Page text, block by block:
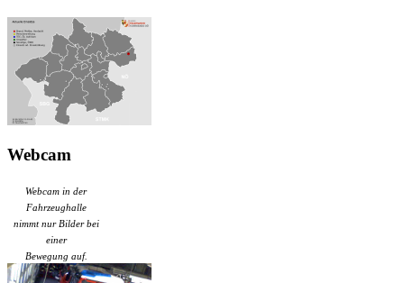
Webcam
Webcam in der
Fahrzeughalle
nimmt nur Bilder bei
einer
Bewegung auf.